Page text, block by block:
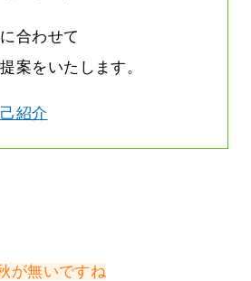
合わせて
案をいたします。
紹介
が無いですね